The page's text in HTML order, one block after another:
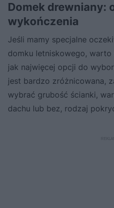
Domek drewniany:
wykończenia
Jeśli mamy specjalne
domku letniskowego,
jak najwięcej opcji do
jest bardzo zróżnicowana,
wybrać grubość ścianki,
dachu lub bez, rodzaj